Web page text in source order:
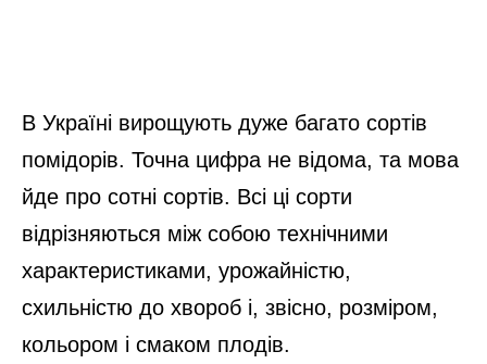
В Україні вирощують дуже багато сортів
помідорів. Точна цифра не відома, та мова
йде про сотні сортів. Всі ці сорти
відрізняються між собою технічними
характеристиками, урожайністю,
схильністю до хвороб і, звісно, розміром,
кольором і смаком плодів.